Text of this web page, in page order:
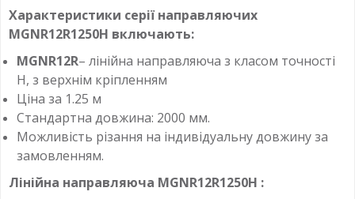
Характеристики серії направляючих
MGNR12R1250H включають:
MGNR12R– лінійна направляюча з класом точності
H, з верхнім кріпленням
Ціна за 1.25 м
Стандартна довжина: 2000 мм.
Можливість різання на індивідуальну довжину за
замовленням.
Лінійна направляюча MGNR12R1250H :